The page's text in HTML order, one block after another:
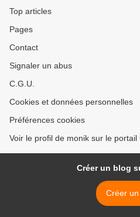
Top articles
Pages
Contact
Signaler un abus
C.G.U.
Cookies et données personnelles
Préférences cookies
Voir le profil de monik sur le portail
Créer un blog
Créer